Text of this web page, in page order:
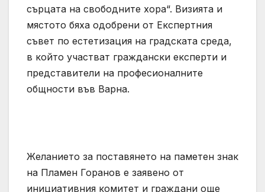
сърцата на свободните хора“. Визията и
мястото бяха одобрени от Експертния
съвет по естетизация на градската среда,
в който участват граждански експерти и
представители на професионалните
общности във Варна.
Желанието за поставянето на паметен знак
на Пламен Горанов е заявено от
инициативния комитет и граждани още